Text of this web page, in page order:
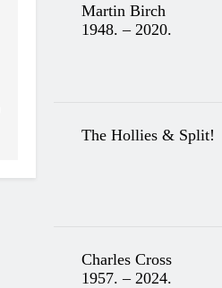
Martin Birch
1948. – 2020.
The Hollies & Split!
Charles Cross
1957. – 2024.